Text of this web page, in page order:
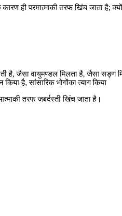
ही परमात्माकी तरफ खिंच जाता है;
है, जैसा वायुमण्डल मिलता है, जैसा सङ्ग
है, सांसारिक भोगोंका त्याग किया
तरफ जबर्दस्ती खिंच जाता है।